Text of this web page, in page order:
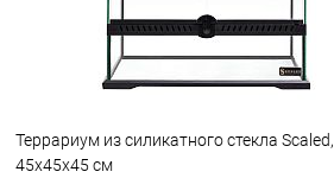
Террариум из силикатного стекла Scaled,
45х45х45 см